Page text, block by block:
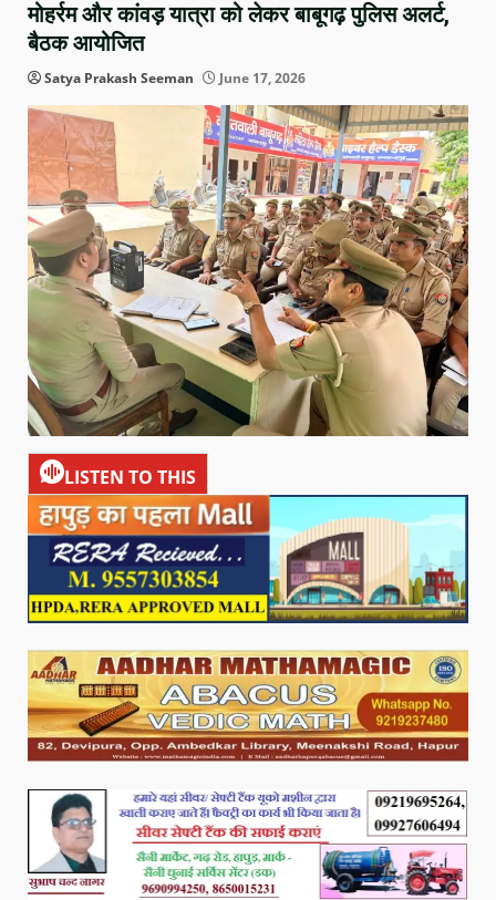
मोहर्रम और कांवड़ यात्रा को लेकर बाबूगढ़ पुलिस अलर्ट,
बैठक आयोजित
Satya Prakash Seeman June 17, 2026
LISTEN TO THIS